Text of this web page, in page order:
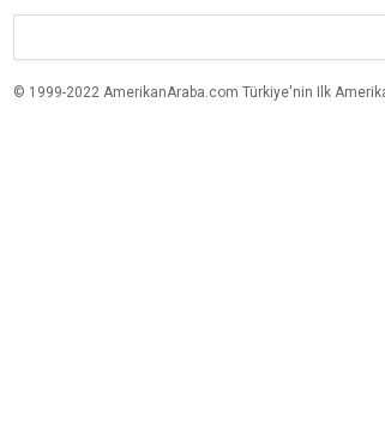
© 1999-2022 AmerikanAraba.com Türkiye'nin Ilk